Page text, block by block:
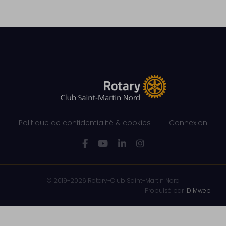
Politique de confidentialité & cookies Connexion
© 2019-2026 Rotary-Club Saint-Martin Nord
Propulsé par IDIMweb